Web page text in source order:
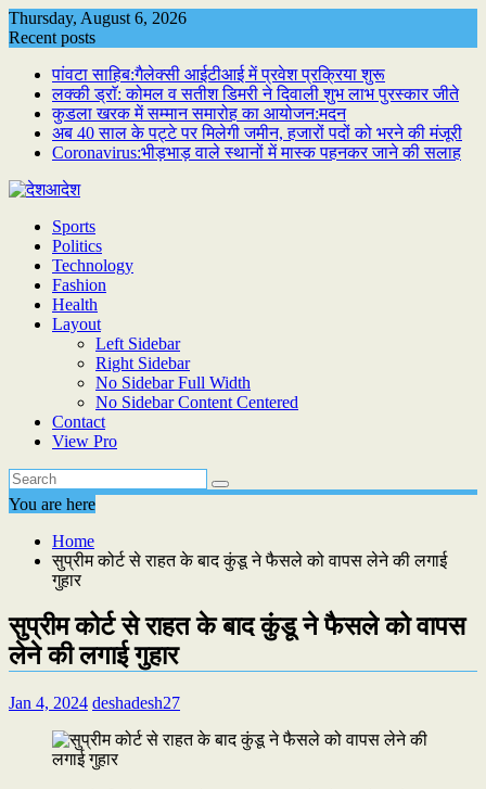
Skip
to
Thursday, August 6, 2026
Recent posts
पांवटा साहिब:गैलेक्सी आईटीआई में प्रवेश प्रक्रिया शुरू
लक्की ड्राॅ: कोमल व सतीश डिमरी ने दिवाली शुभ लाभ पुरस्कार जीते
कुडला खरक में सम्मान समारोह का आयोजन:मदन
अब 40 साल के पट्टे पर मिलेगी जमीन, हजारों पदों को भरने की मंजूरी
Coronavirus:भीड़भाड़ वाले स्थानों में मास्क पहनकर जाने की सलाह
Sports
Politics
Technology
Fashion
Health
Layout
Left Sidebar
Right Sidebar
No Sidebar Full Width
No Sidebar Content Centered
Contact
View Pro
You are here
Home
सुप्रीम कोर्ट से राहत के बाद कुंडू ने फैसले को वापस लेने की लगाई
गुहार
सुप्रीम कोर्ट से राहत के बाद कुंडू ने फैसले को वापस
लेने की लगाई गुहार
Jan 4, 2024 deshadesh27